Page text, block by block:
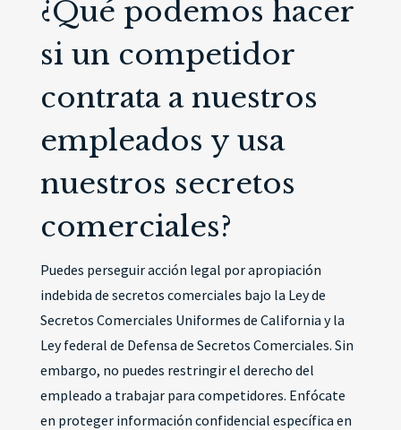
¿Qué podemos hacer
si un competidor
contrata a nuestros
empleados y usa
nuestros secretos
comerciales?
Puedes perseguir acción legal por apropiación
indebida de secretos comerciales bajo la Ley de
Secretos Comerciales Uniformes de California y la
Ley federal de Defensa de Secretos Comerciales. Sin
embargo, no puedes restringir el derecho del
empleado a trabajar para competidores. Enfócate
en proteger información confidencial específica en